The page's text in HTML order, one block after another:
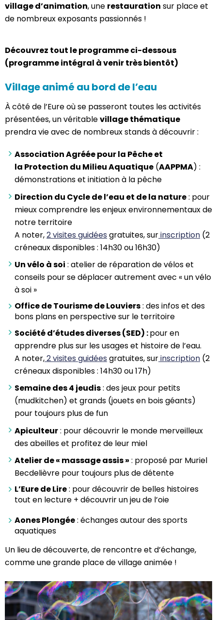
village d’animation, une restauration sur place et
de nombreux exposants passionnés !
Découvrez tout le programme ci-dessous
(programme intégral à venir très bientôt)
Village animé au bord de l’eau
À côté de l’Eure où se passeront toutes les activités
présentées, un véritablevillage thématique
prendra vie avec de nombreux stands à découvrir :
Association Agréée pour la Pêche et
la Protection du Milieu Aquatique (AAPPMA) :
démonstrations et initiation à la pêche
Direction du Cycle de l’eau et de la nature: pour
mieux comprendre les enjeux environnementaux de
notre territoire
A noter,2 visites guidées gratuites, surinscription (2
créneaux disponibles : 14h30 ou 16h30)
Un vélo à soi : atelier de réparation de vélos et
conseils pour se déplacer autrement avec « un vélo
à soi »
Office de Tourisme de Louviers: des infos et des
bons plans en perspective sur le territoire
Société d’études diverses (SED) :pour en
apprendre plus sur les usages et histoire de l’eau.
A noter,2 visites guidées gratuites, surinscription (2
créneaux disponibles : 14h30 ou 17h)
Semaine des 4 jeudis: des jeux pour petits
(mudkitchen) et grands (jouets en bois géants)
pour toujours plus de fun
Apiculteur: pour découvrir le monde merveilleux
des abeilles et profitez de leur miel
Atelier de « massage assis » : proposé par Muriel
Becdelièvre pour toujours plus de détente
L’Eure de Lire: pour découvrir de belles histoires
tout en lecture + découvrir un jeu de l’oie
Aones Plongée: échanges autour des sports
aquatiques
Un lieu de découverte, de rencontre et d’échange,
comme une grande place de village animée !